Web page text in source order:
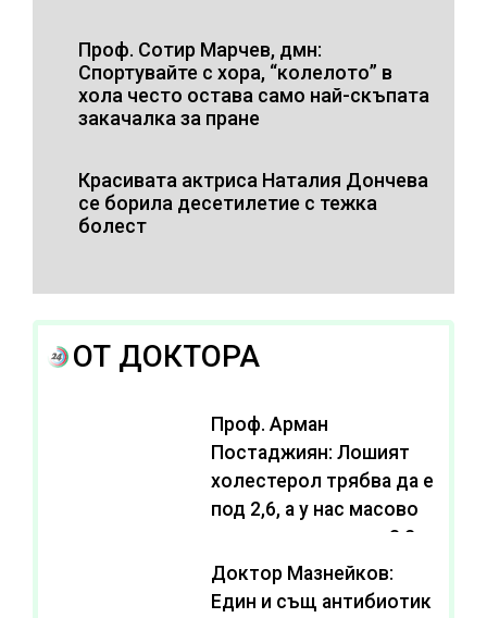
Проф. Сотир Марчев, дмн:
Спортувайте с хора, “колелото” в
хола често остава само най-скъпата
закачалка за пране
Красивата актриса Наталия Дончева
се борила десетилетие с тежка
болест
ОТ ДОКТОРА
Проф. Арман
Постаджиян: Лошият
холестерол трябва да е
под 2,6, а у нас масово
се живее с нива от 3,2
Доктор Мазнейков:
Един и същ антибиотик